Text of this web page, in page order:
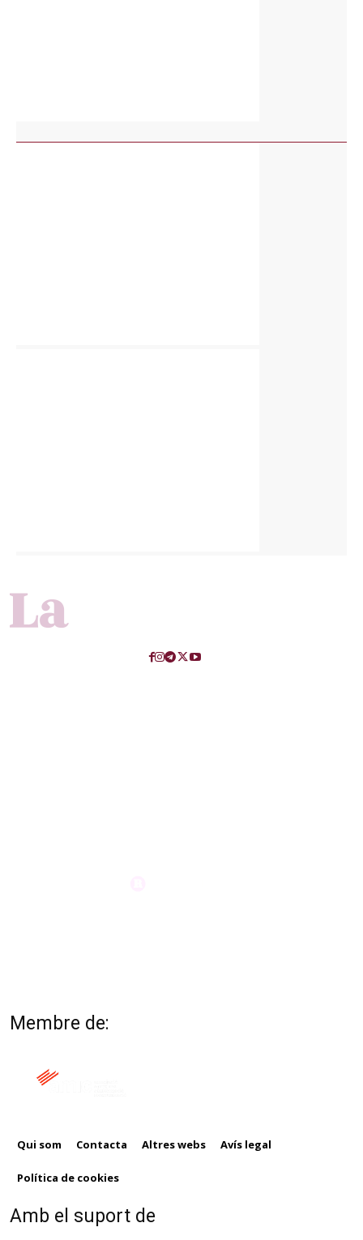
Membre de:
Qui som Contacta Altres webs Avís legal
Política de cookies
Amb el suport de